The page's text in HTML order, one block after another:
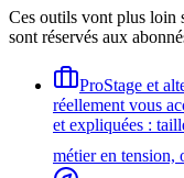
Ces outils vont plus loin
sont réservés aux
ProStage et
réellement vous
et expliquées :
métier en tension,